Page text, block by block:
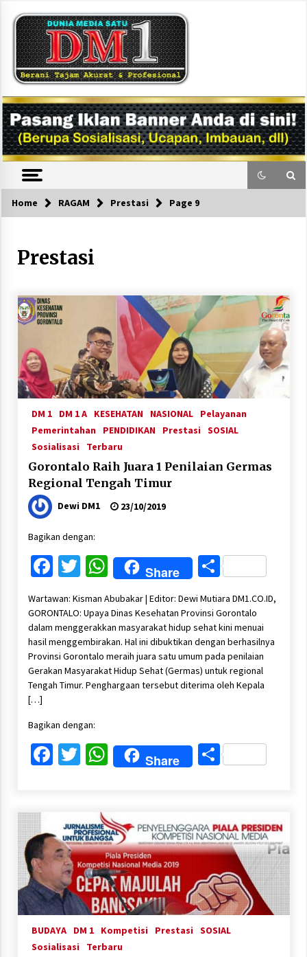
content
DM1
Home RAGAM Prestasi Page 9
Prestasi
DM 1 DM 1 A KESEHATAN NASIONAL
Pelayanan
Pemerintahan
PENDIDIKAN Prestasi SOSIAL
Sosialisasi
Terbaru
Gorontalo Raih Juara 1 Penilaian Germas
Regional Tengah Timur
Dewi DM1 23/10/2019
Bagikan dengan:
Facebook
Twitter
WhatsApp
Share Share
Wartawan: Kisman Abubakar | Editor: Dewi Mutiara DM1.CO.ID,
GORONTALO: Upaya Dinas Kesehatan Provinsi Gorontalo
dalam menggerakkan masyarakat hidup sehat kini menuai
hasil menggembirakan. Hal ini dibuktikan dengan berhasilnya
Provinsi Gorontalo meraih juara satu umum pada penilaian
Gerakan Masyarakat Hidup Sehat (Germas) untuk regional
Tengah Timur. Penghargaan tersebut diterima oleh Kepala
[…]
Bagikan dengan:
Facebook
Twitter
WhatsApp
Share Share
BUDAYA DM 1 Kompetisi Prestasi SOSIAL
Sosialisasi
Terbaru